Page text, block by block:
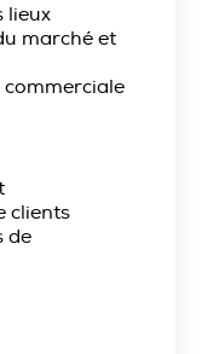
lieux
marché et
clients
de